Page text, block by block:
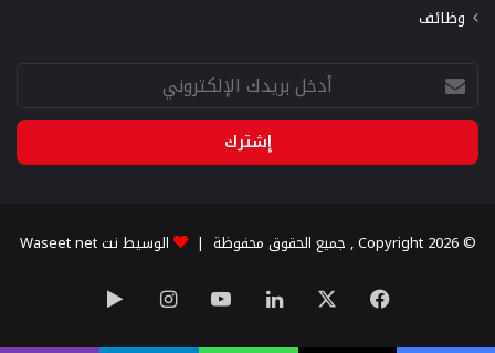
وظائف
أدخل
بريدك
الإلكتروني
© Copyright 2026 , جميع الحقوق محفوظة | الوسيط نت Waseet net
فيسبوك لينكدإنيوتيوبانستقرام‏Google